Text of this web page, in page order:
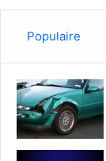
Populaire